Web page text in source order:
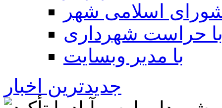
اسلامی شهر
حراست شهرداری
با مدیر وبسایت
جدیدترین اخبار